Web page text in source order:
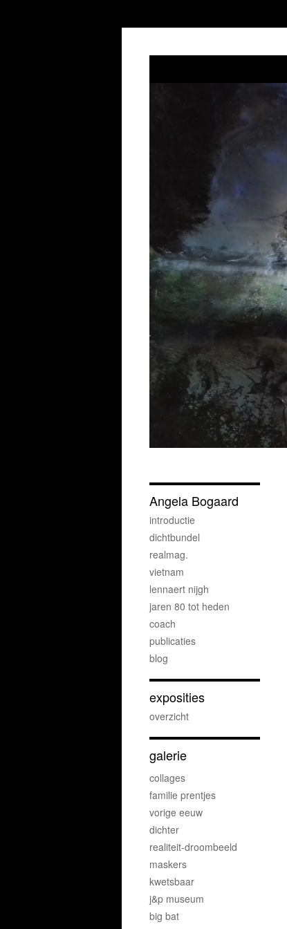
Angela Bogaard
introductie
dichtbundel
realmag.
vietnam
lennaert nijgh
jaren 80 tot heden
coach
publicaties
blog
exposities
overzicht
galerie
collages
familie prentjes
vorige eeuw
dichter
realiteit-droombeeld
maskers
kwetsbaar
j&p museum
big bat